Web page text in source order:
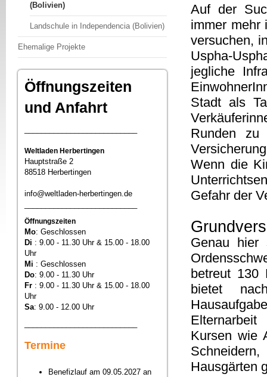
(Bolivien)
Landschule in Independencia (Bolivien)
Ehemalige Projekte
Öffnungszeiten
und Anfahrt
Weltladen Herbertingen
Hauptstraße 2
88518 Herbertingen
info@weltladen-herbertingen.de
Öffnungszeiten
Mo: Geschlossen
Di : 9.00 - 11.30 Uhr & 15.00 - 18.00
Uhr
Mi : Geschlossen
Do: 9.00 - 11.30 Uhr
Fr : 9.00 - 11.30 Uhr & 15.00 - 18.00
Uhr
Sa: 9.00 - 12.00 Uhr
Termine
Benefizlauf am 09.05.2027 an
Auf der
immer mehr
versuchen,
Uspha-
jegliche
Stadt als
Runden zu
Wenn die
Gefahr der
Genau hier
betreut 130
bietet
Kursen wie
Hausgärten